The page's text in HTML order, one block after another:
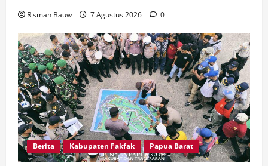
Risman Bauw 7 Agustus 2026 0
Berita Kabupaten Fakfak Papua Barat